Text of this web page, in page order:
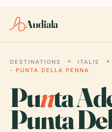
Audiala
DESTINATIONS ITALIE
- PUNTA DELLA PENNA
Punta
Punta